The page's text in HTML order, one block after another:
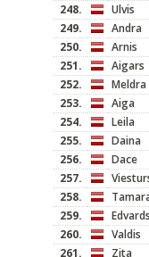
248.
Ulvis
249.
Andra
250.
Arnis
251.
Aigars
252.
Meldra
253.
Aiga
254.
Leila
255.
Daina
256.
Dace
257.
258.
259.
Edvards
260.
Valdis
261.
Zita